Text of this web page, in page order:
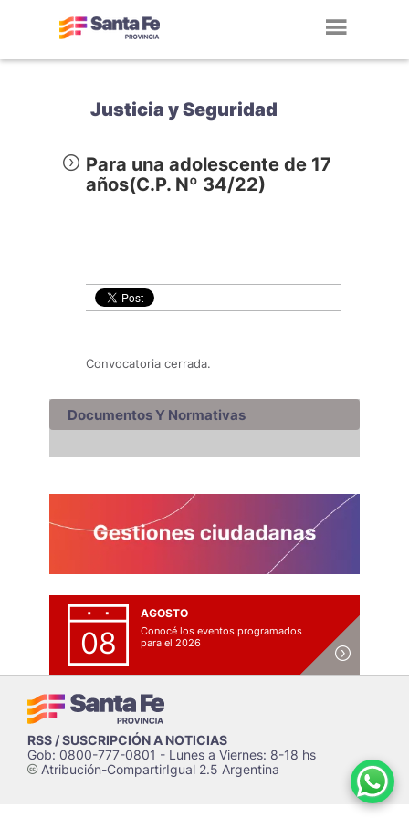
Justicia y Seguridad
Para una adolescente de 17
años(C.P. Nº 34/22)
Convocatoria cerrada.
Documentos Y Normativas
08
AGOSTO
Conocé los eventos programados
para el 2026
RSS / SUSCRIPCIÓN A NOTICIAS
Gob: 0800-777-0801 - Lunes a Viernes: 8-18 hs
cAtribución-CompartirIgual 2.5 Argentina